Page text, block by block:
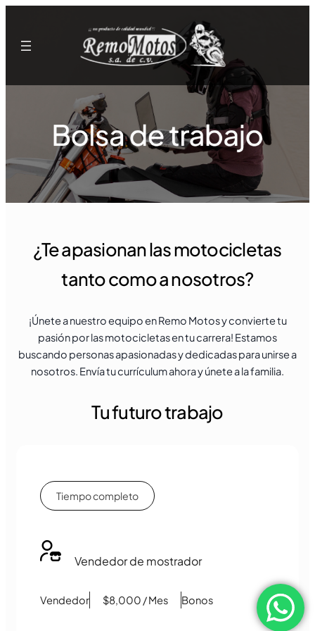
content
¿Te apasionan las motocicletas
tanto como a nosotros?
¡Únete a nuestro equipo en Remo Motos y convierte tu
pasión por las motocicletas en tu carrera! Estamos
buscando personas apasionadas y dedicadas para unirse a
nosotros. Envía tu currículum ahora y únete a la familia.
Tu futuro trabajo
Tiempo completo
Vendedor de mostrador
Vendedor $8,000 / Mes Bonos